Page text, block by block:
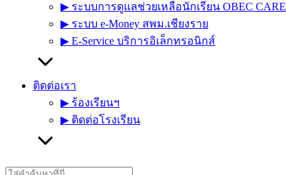
▶︎ ระบบการดูแลช่วยเหลือนักเรียน OBEC CARE
▶︎ ระบบ e-Money สพม.เชียงราย
▶︎ E-Service บริการอิเล็กทรอนิกส์
ติดต่อเรา
▶︎ ร้องเรียนฯ
▶︎ ติดต่อโรงเรียน
Search